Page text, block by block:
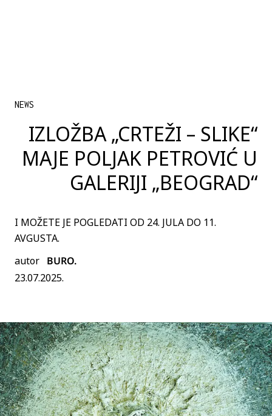
NEWS
IZLOŽBA „CRTEŽI – SLIKE“
MAJE POLJAK PETROVIĆ U
GALERIJI „BEOGRAD“
I MOŽETE JE POGLEDATI OD 24. JULA DO 11.
AVGUSTA.
autor BURO.
23.07.2025.